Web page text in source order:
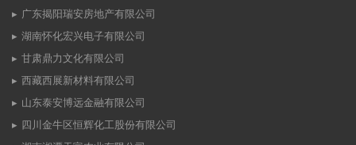
广东揭阳瑞安房地产有限公司
湖南怀化宏兴电子有限公司
甘肃鼎力文化有限公司
西藏西展新材料有限公司
山东泰安博远金融有限公司
四川金牛区恒辉化工股份有限公司